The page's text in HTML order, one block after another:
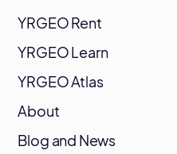
YRGEO Rent
YRGEO Learn
YRGEO Atlas
About
Blog and News